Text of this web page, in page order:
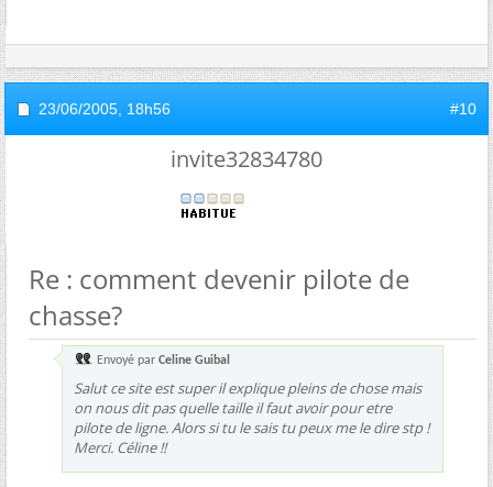
23/06/2005, 18h56 #10
invite32834780
Re : comment devenir pilote de
chasse?
Envoyé par Celine Guibal
Salut ce site est super il explique pleins de chose mais
on nous dit pas quelle taille il faut avoir pour etre
pilote de ligne. Alors si tu le sais tu peux me le dire stp !
Merci. Céline !!